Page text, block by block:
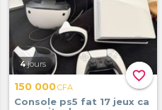
favorite_border
4 jours
150 000CFA
Console ps5 fat 17 jeux ca